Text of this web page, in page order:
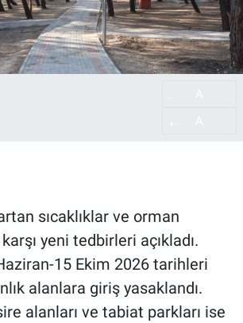
sıcaklıklar ve orman
yeni tedbirleri açıkladı.
15 Ekim 2026 tarihleri
alanlara giriş yasaklandı.
alanları ve tabiat parkları ise